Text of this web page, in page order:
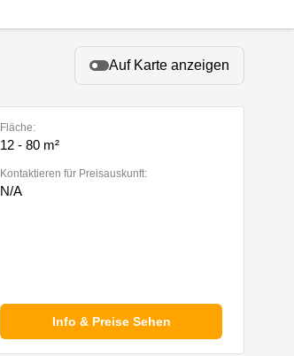
Auf Karte anzeigen
Fläche:
12 - 80 m²
Kontaktieren für Preisauskunft:
N/A
Info & Preise Sehen